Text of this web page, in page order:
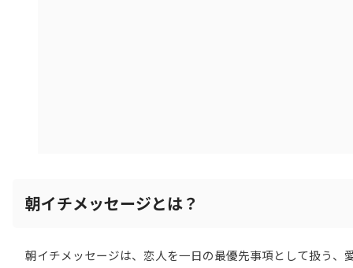
朝イチメッセージとは？
朝イチメッセージは、恋人を一日の最優先事項として扱う